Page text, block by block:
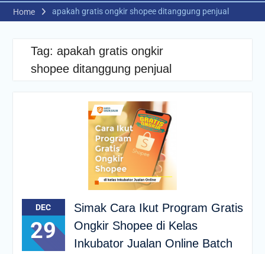
Home apakah gratis ongkir shopee ditanggung penjual
Tag: apakah gratis ongkir
shopee ditanggung penjual
DEC
29
Simak Cara Ikut Program Gratis
Ongkir Shopee di Kelas
Inkubator Jualan Online Batch